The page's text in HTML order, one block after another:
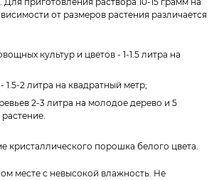
от размеров растения различается
культур и цветов - 1-1.5 литра на
1.5-2 литра на квадратный метр;
2-3 литра на молодое дерево и 5
кристаллического порошка белого цвета.
месте с невысокой влажность. Не